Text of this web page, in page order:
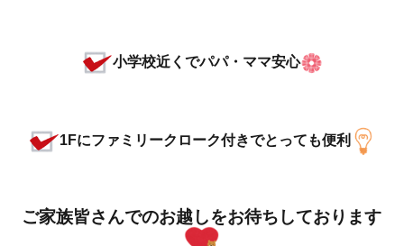
小学校近くでパパ・ママ安心
1Fにファミリークローク付きでとっても便利
ご家族皆さんでのお越しをお待ちしております